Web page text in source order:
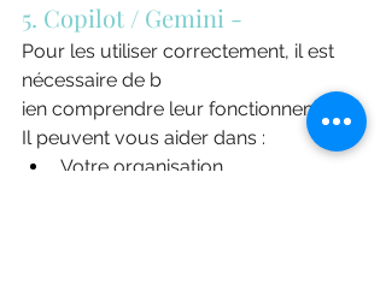
5. Copilot / Gemini -
Pour les utiliser correctement, il est
nécessaire de b
ien comprendre leur fonctionnement.
Il peuvent vous aider dans :
Votre organisation